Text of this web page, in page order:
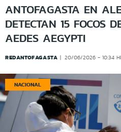
NACIONAL
ANTOFAGASTA EN
DETECTAN 15 FOCOS
AEDES AEGYPTI
REDANTOFAGASTA 20/06/2026 - 10:34